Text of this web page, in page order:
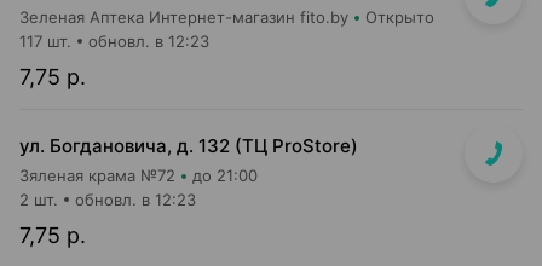
Зеленая Аптека Интернет-магазин fito.by Открыто
7,75 р.
117 шт. обновл. в 12:23
ул. Богдановича, д. 132 (ТЦ ProStore)
Зяленая крама №72 до 21:00
7,75 р.
2 шт. обновл. в 12:23